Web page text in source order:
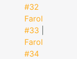
#32
Farol
#33
Farol
#34